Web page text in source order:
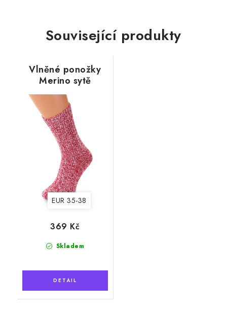
Související produkty
Vlněné ponožky
Merino sytě
růžové, volný lem
EUR 35-38
Skladem
369 Kč